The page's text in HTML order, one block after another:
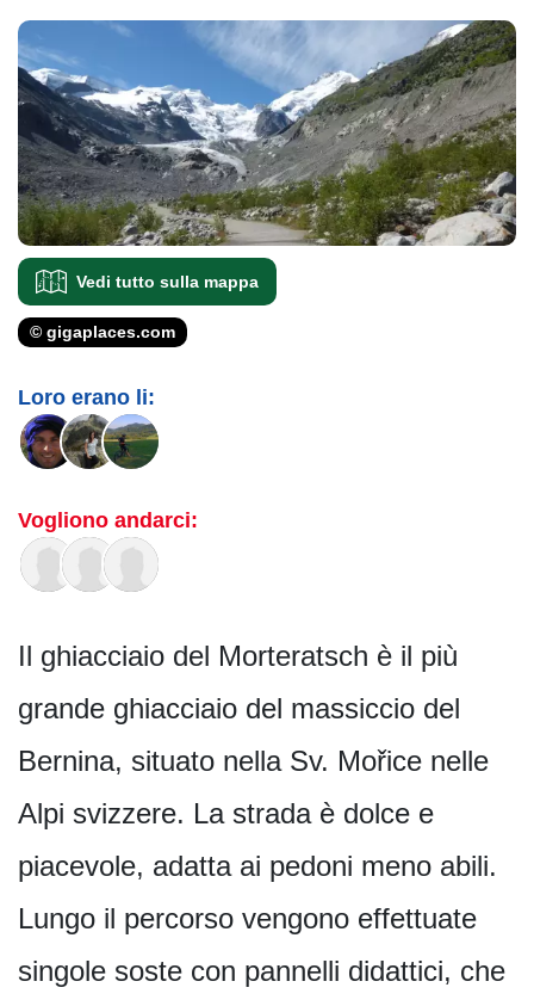
Vedi tutto sulla mappa
© gigaplaces.com
Loro erano li:
Vogliono andarci:
Il ghiacciaio del Morteratsch è il più
grande ghiacciaio del massiccio del
Bernina, situato nella Sv. Mořice nelle
Alpi svizzere. La strada è dolce e
piacevole, adatta ai pedoni meno abili.
Lungo il percorso vengono effettuate
singole soste con pannelli didattici, che